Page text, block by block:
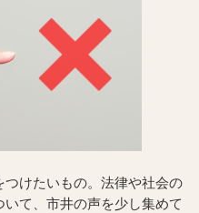
けたいもの。法律や社会の
て、市井の声を少し集めて